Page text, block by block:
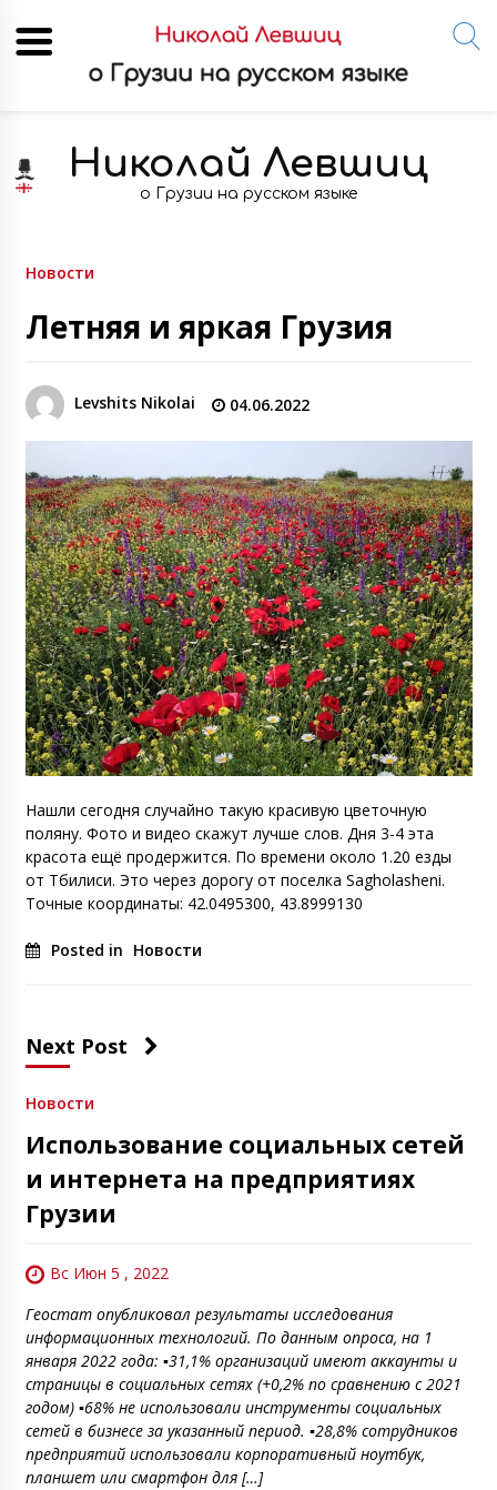
content
Николай Левшиц
о Грузии на русском языке
Новости
Летняя и яркая Грузия
Levshits Nikolai 04.06.2022
Нашли сегодня случайно такую красивую цветочную
поляну. Фото и видео скажут лучше слов. Дня 3-4 эта
красота ещё продержится. По времени около 1.20 езды
от Тбилиси. Это через дорогу от поселка Sagholasheni.
Точные координаты: 42.0495300, 43.8999130
Posted in Новости
Next Post
Новости
Использование социальных сетей
и интернета на предприятиях
Грузии
Вс Июн 5 , 2022
Геостат опубликовал результаты исследования
информационных технологий. По данным опроса, на 1
января 2022 года: ▪️31,1% организаций имеют аккаунты и
страницы в социальных сетях (+0,2% по сравнению с 2021
годом) ▪️68% не использовали инструменты социальных
сетей в бизнесе за указанный период. ▪️28,8% сотрудников
предприятий использовали корпоративный ноутбук,
планшет или смартфон для […]